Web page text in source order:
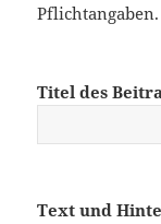
Pflichtangaben.
Titel des
Text und